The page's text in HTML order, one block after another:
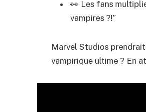
👀 Les fans
vampires ?!”
Marvel Studios
vampirique ultime ? En